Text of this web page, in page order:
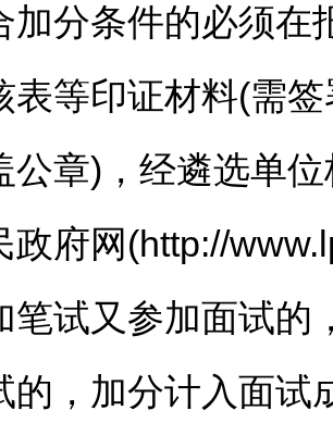
条件的必须在
表等印证材料(需
公章)，经遴选单
政府网(http://
笔试又参加面试的
的，加分计入面试